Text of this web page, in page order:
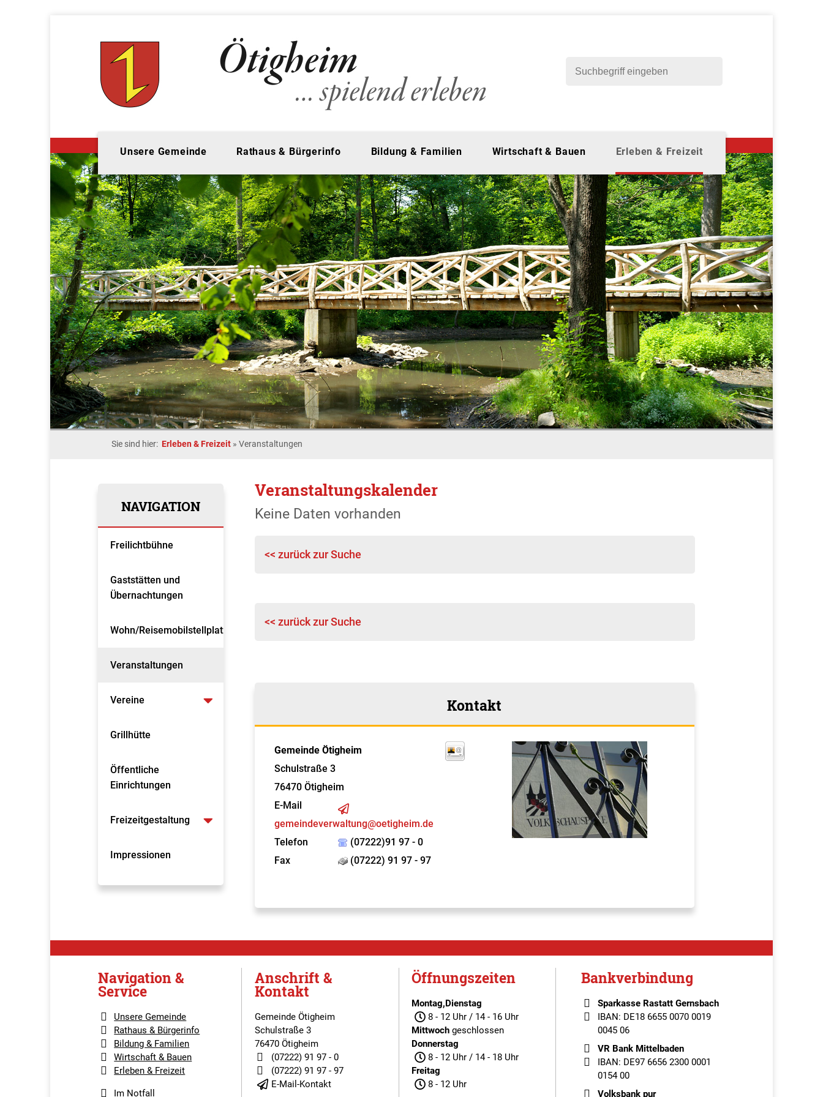
Unsere Gemeinde Rathaus & Bürgerinfo Bildung & Familien Wirtschaft & Bauen Erleben & Freizeit
Sie sind hier: Erleben & Freizeit » Veranstaltungen
NAVIGATION
Freilichtbühne
Gaststätten und
Übernachtungen
Wohn/Reisemobilstellplatz
Veranstaltungen
Vereine
Grillhütte
Öffentliche
Einrichtungen
Freizeitgestaltung
Impressionen
Veranstaltungskalender
Keine Daten vorhanden
<< zurück zur Suche
<< zurück zur Suche
Kontakt
Gemeinde Ötigheim
Schulstraße 3
76470 Ötigheim
E-Mail
gemeindeverwaltung@oetigheim.de
Telefon
(07222)91 97 - 0
Fax
(07222) 91 97 - 97
Navigation &
Service
Unsere Gemeinde
Rathaus & Bürgerinfo
Bildung & Familien
Wirtschaft & Bauen
Erleben & Freizeit
Im Notfall
Anschrift &
Kontakt
Gemeinde Ötigheim
Schulstraße 3
76470 Ötigheim
(07222) 91 97 - 0
(07222) 91 97 - 97
E-Mail-Kontakt
Öffnungszeiten
Montag,Dienstag
8 - 12 Uhr / 14 - 16 Uhr
Mittwoch geschlossen
Donnerstag
8 - 12 Uhr / 14 - 18 Uhr
Freitag
8 - 12 Uhr
Bankverbindung
Sparkasse Rastatt Gernsbach
IBAN: DE18 6655 0070 0019
0045 06
VR Bank Mittelbaden
IBAN: DE97 6656 2300 0001
0154 00
Volksbank pur